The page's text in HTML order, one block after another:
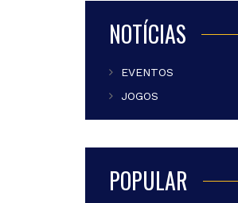
NOTÍCIAS
EVENTOS
JOGOS
POPULAR